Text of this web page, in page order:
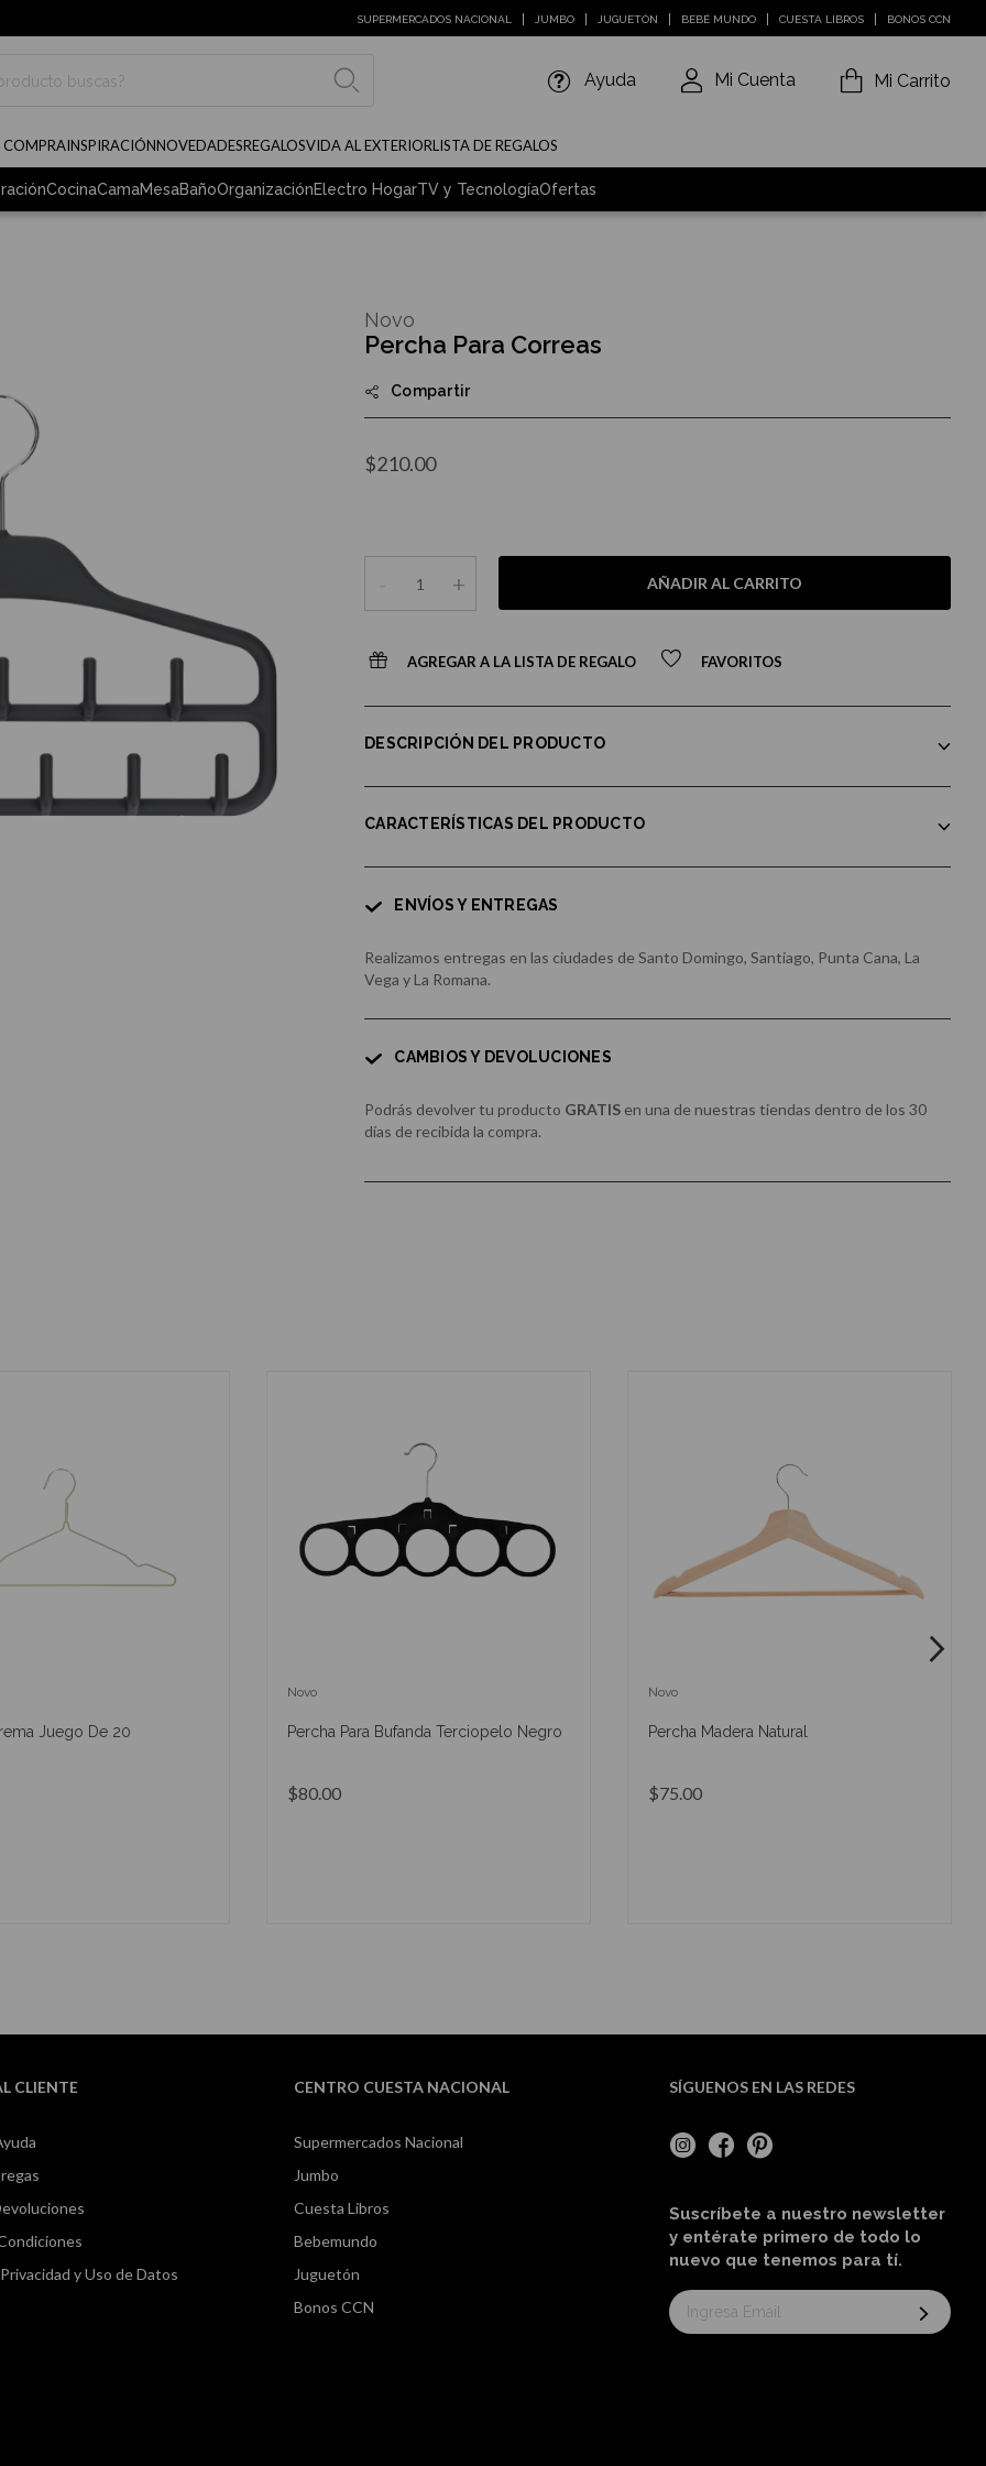
SUPERMERCADOS NACIONAL JUMBO JUGUETÓN BEBÉ MUNDO CUESTA LIBROS BONOS CCN
Ayuda Mi Cuenta Mi Carrito
COMPRAINSPIRACIÓNNOVEDADESREGALOSVIDA AL EXTERIORLISTA DE REGALOS
CocinaCamaMesaBañoOrganizaciónElectro HogarTV y TecnologíaOfertas
Percha Para Correas
Compartir
$210.00
- + AÑADIR AL CARRITO
AGREGAR A LA LISTA DE REGALO FAVORITOS
Novo
DESCRIPCIÓN DEL PRODUCTO
CARACTERÍSTICAS DEL PRODUCTO
ENVÍOS Y ENTREGAS
Realizamos entregas en las ciudades de Santo Domingo, Santiago, Punta Cana, La
Vega y La Romana.
CAMBIOS Y DEVOLUCIONES
Podrás devolver tu producto GRATIS en una de nuestras tiendas dentro de los 30
días de recibida la compra.
Juego De 20
Novo
Percha Para Bufanda Terciopelo Negro
$80.00
Novo
Percha Madera Natural
$75.00
CLIENTE
y Uso de Datos
CENTRO CUESTA NACIONAL
Supermercados Nacional
Jumbo
Cuesta Libros
Bebemundo
Juguetón
Bonos CCN
SÍGUENOS EN LAS REDES
Suscríbete a nuestro newsletter
y entérate primero de todo lo
nuevo que tenemos para tí.
Suscríbase
al